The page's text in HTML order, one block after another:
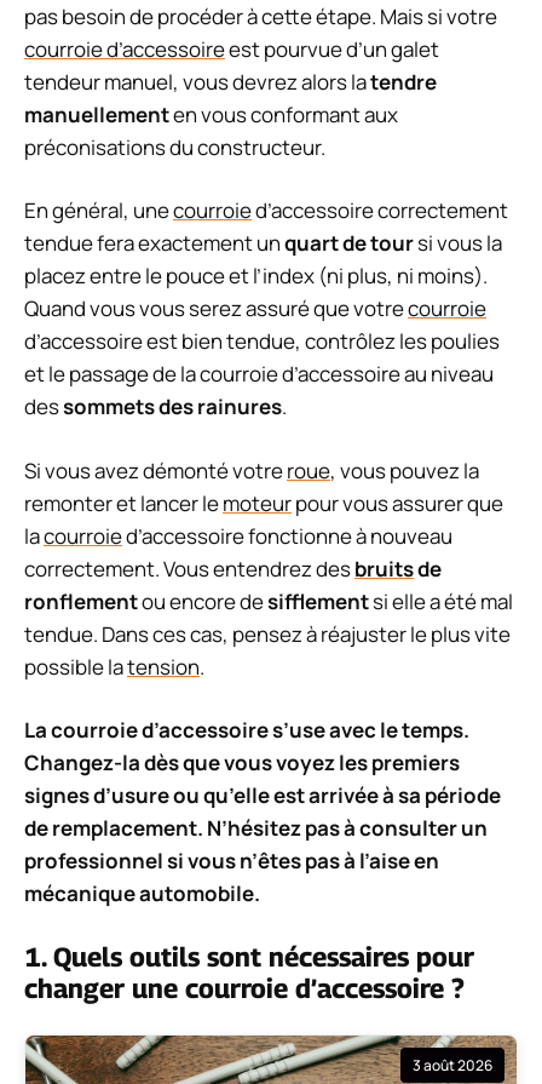
pas besoin de procéder à cette étape. Mais si votre
courroie d’accessoireest pourvue d’un galet
tendeur manuel, vous devrez alors latendre
manuellementen vous conformant aux
préconisations du constructeur.
En général, unecourroied’accessoire correctement
tendue fera exactement unquart de toursi vous la
placez entre le pouce et l’index (ni plus, ni moins).
Quand vous vous serez assuré que votrecourroie
d’accessoire est bien tendue, contrôlez les poulies
et le passage de la courroie d’accessoire au niveau
dessommets des rainures.
Si vous avez démonté votreroue, vous pouvez la
remonter et lancer lemoteurpour vous assurer que
lacourroied’accessoire fonctionne à nouveau
correctement. Vous entendrez desbruitsde
ronflementou encore desifflementsi elle a été mal
tendue. Dans ces cas, pensez à réajuster le plus vite
possible latension.
La courroie d’accessoire s’use avec le temps.
Changez-la dès que vous voyez les premiers
signes d’usure ou qu’elle est arrivée à sa période
de remplacement. N’hésitez pas à consulter un
professionnel si vous n’êtes pas à l’aise en
mécanique automobile.
1. Quels outils sont nécessaires pour
changer une courroie d’accessoire ?
3 août 2026